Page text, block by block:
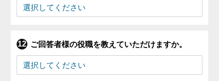
ご回答者様の役職を教えていただけますか。